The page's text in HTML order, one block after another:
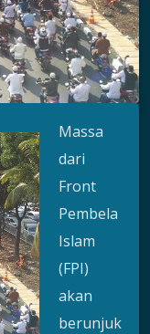
Massa
dari
Front
Pembela
Islam
(FPI)
akan
berunjuk